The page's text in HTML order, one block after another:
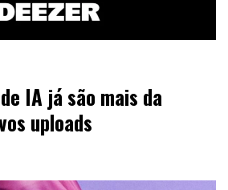
IA já são mais da
uploads